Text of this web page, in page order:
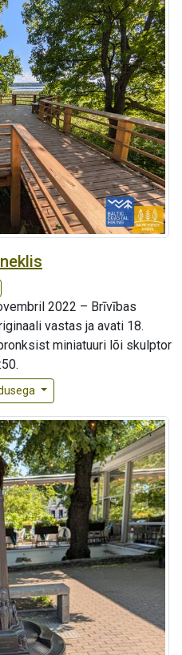
2022 – Brīvības
vastas ja avati 18.
miniatuuri lõi skulptor